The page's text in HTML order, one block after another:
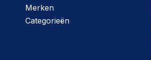
Merken
Categorieën